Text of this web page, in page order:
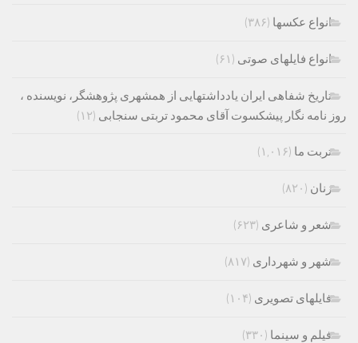
انواع عکسها (۳۸۶)
انواع فایلهای صوتی (۶۱)
تاریخ شفاهی ایران یادداشتهایی از همشهری پژوهشگر، نویسنده ،
روز نامه نگار پیشکسوت آقای محمود تربتی سنجابی (۱۲)
تربت ما (۱,۰۱۶)
زنان (۸۲۰)
شعر و شاعری (۶۲۳)
شهر و شهرداری (۸۱۷)
فایلهای تصویری (۱۰۴)
فیلم و سینما (۳۳۰)